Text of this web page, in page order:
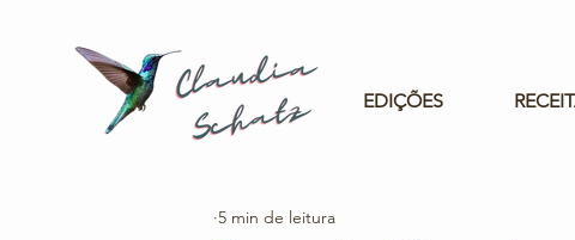
EDIÇÕES
5 min de leitura